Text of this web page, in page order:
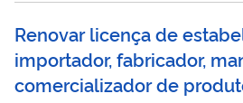
Renovar licença de
importador, fabricador,
comercializador de